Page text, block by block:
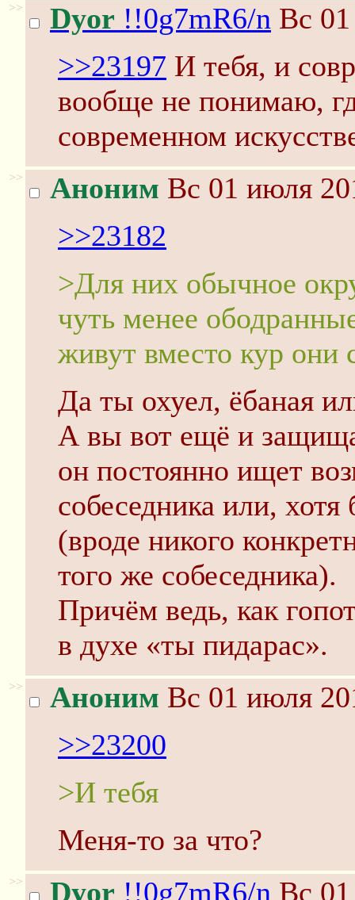
>> Dyor !!0g7mR6/n Вс
>>23197 И тебя, и
вообще не понимаю,
современном
>> Аноним Вс 01 июля
>>23182
>Для них обычное
чуть менее
живут вместо кур они
Да ты охуел, ёбаная
А вы вот ещё и
он постоянно ищет
собеседника или,
(вроде никого
того же собеседника).
Причём ведь, как
в духе «ты пидарас».
>> Аноним Вс 01 июля
>>23200
>И тебя
Меня-то за что?
>> Dyor !!0g7mR6/n Вс